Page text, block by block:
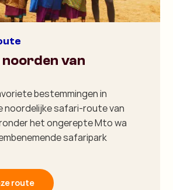
van
bestemmingen in
noordelijke safari-route van
het ongerepte Mto wa
safaripark
route